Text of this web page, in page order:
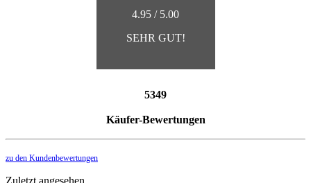
4.95 / 5.00
SEHR GUT!
5349
Käufer-Bewertungen
zu den Kundenbewertungen
Zuletzt angesehen